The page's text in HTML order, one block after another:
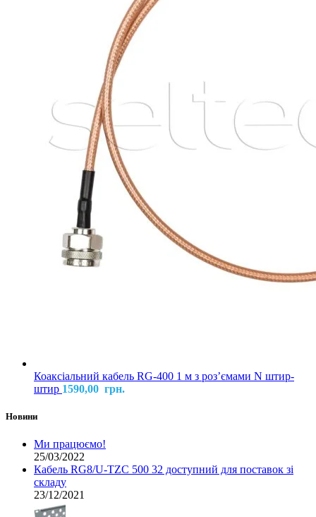
Коаксіальний кабель RG-400 1 м з розʼємами N штир-
штир 1590,00 грн.
Новини
Ми працюємо!
25/03/2022
Кабель RG8/U-TZC 500 32 доступний для поставок зі
складу
23/12/2021